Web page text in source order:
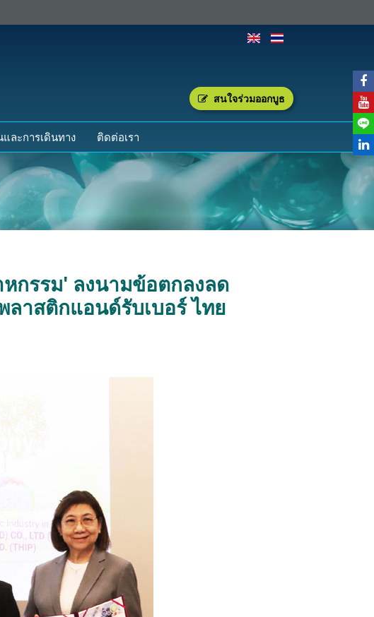
สนใจร่วมออกบูธ
ละการเดินทาง ติดต่อเรา
กรรม' ลงนามข้อตกลงลด
าสติกแอนด์รับเบอร์ ไทย